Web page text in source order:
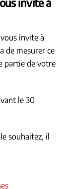
invite à
vous invite à
de mesurer ce
partie de votre
le 30
souhaitez, il